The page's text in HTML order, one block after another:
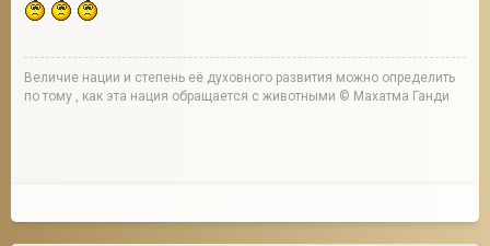
Величие нации и степень её духовного развития можно определить
по тому , как эта нация обращается с животными © Махатма Ганди